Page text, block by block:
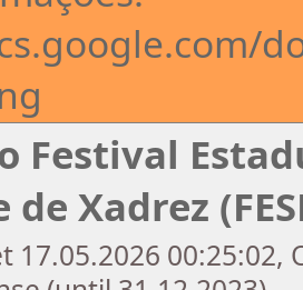
Festival
Xadrez
17.05.2026